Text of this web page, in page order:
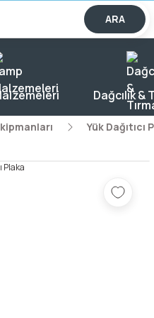
KARGO BEDAVA!
ARA
Dağcılık &
Yük Dağıtıcı